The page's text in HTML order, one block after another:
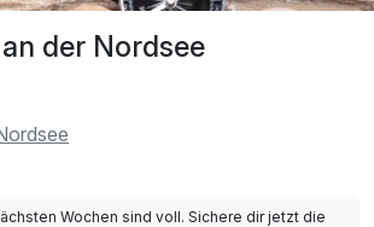
der Nordsee
Wochen sind voll. Sichere dir jetzt die